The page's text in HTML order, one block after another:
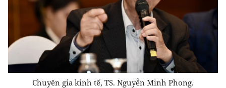
Chuyên gia kinh tế, TS. Nguyễn Minh Phong.